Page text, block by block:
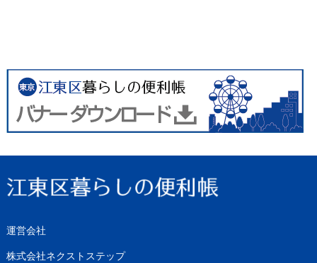
運営会社
株式会社ネクストステップ